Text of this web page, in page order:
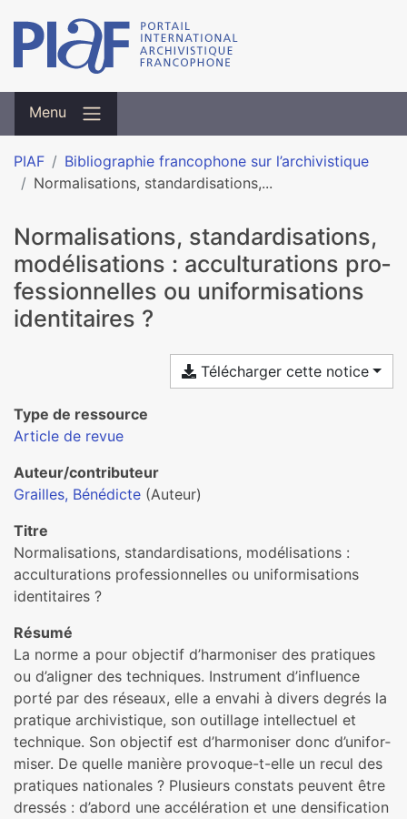
Menu
PIAF
Bibliographie francophone sur l’archivistique
Normalisations, stan­dar­di­sa­tions,...
Normalisations, stan­dar­di­sa­tions,
modé­li­sa­tions : accultu­ra­tions pro­
fes­sion­nel­les ou uni­for­mi­sa­tions
iden­ti­tai­res ?
Télécharger cette notice
Type de ressource
Article de revue
Auteur/contributeur
Grailles, Bénédicte (Auteur)
Titre
Normalisations, stan­dar­di­sa­tions, modé­li­sa­tions :
accultu­ra­tions pro­fes­sion­nel­les ou uni­for­mi­sa­tions
iden­ti­tai­res ?
Résumé
La norme a pour objec­tif d’har­mo­ni­ser des pra­ti­ques
ou d’ali­gner des tech­ni­ques. Instrument d’influence
porté par des réseaux, elle a envahi à divers degrés la
pra­ti­que archi­vis­ti­que, son outillage intel­lec­tuel et
tech­ni­que. Son objec­tif est d’har­mo­ni­ser donc d’uni­for­
mi­ser. De quelle manière pro­vo­que-t-elle un recul des
pra­ti­ques natio­na­les ? Plusieurs cons­tats peu­vent être
dres­sés : d’abord une accé­lé­ra­tion et une den­si­fi­ca­tion